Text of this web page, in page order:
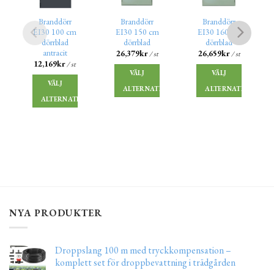
Branddörr
EI30 100 cm
dörrblad
antracit
12,169kr / st
VÄLJ
ALTERNATIV
Branddörr
EI30 150 cm
dörrblad
26,379kr/ st
VÄLJ
ALTERNATIV
Branddörr
EI30 160 cm
dörrblad
26,659kr/ st
VÄLJ
ALTERNATIV
NYA PRODUKTER
Droppslang 100 m med tryckkompensation –
komplett set för droppbevattning i trädgården